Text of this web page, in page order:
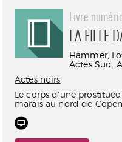
Livre
LA FILLE
Hammer,
Actes Sud.
Actes noirs
Le corps d'une
marais au nord de